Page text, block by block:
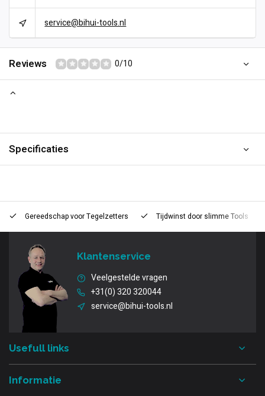
service@bihui-tools.nl
Reviews 0/10
Specificaties
Gereedschap voorTegelzetters Tijdwinst door slimme Tools
Klantenservice
Veelgestelde vragen
+31(0) 320 320044
service@bihui-tools.nl
Usefull links
Informatie